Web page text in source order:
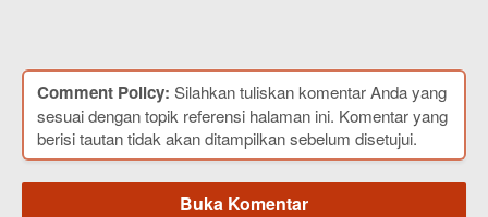
Comment Policy: Silahkan tuliskan komentar Anda yang
sesuai dengan topik referensi halaman ini. Komentar yang
berisi tautan tidak akan ditampilkan sebelum disetujui.
Buka Komentar